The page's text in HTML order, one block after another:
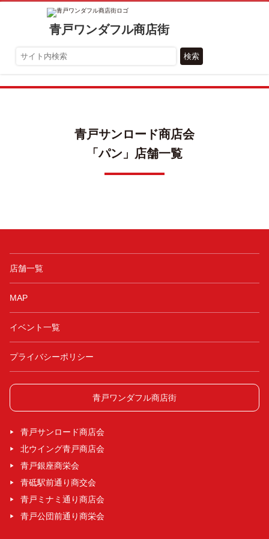
青戸ワンダフル商店街
検索
青戸サンロード商店会
「パン」店舗一覧
店舗一覧
MAP
イベント一覧
プライバシーポリシー
青戸ワンダフル商店街
青戸サンロード商店会
北ウイング青戸商店会
青戸銀座商栄会
青砥駅前通り商交会
青戸ミナミ通り商店会
青戸公団前通り商栄会